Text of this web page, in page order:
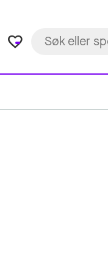
favorite_border